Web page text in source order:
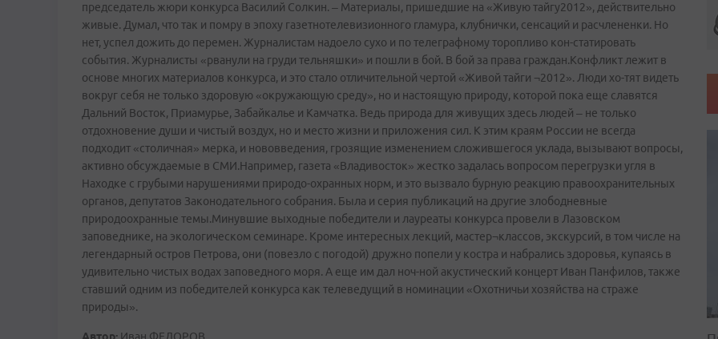
председатель жюри конкурса Василий Солкин. – Материалы, пришедшие на «Живую тайгу­2012», действительно
живые. Думал, что так и помру в эпоху газетно­телевизионного гламура, клубнички, сенсаций и расчлененки. Но
нет, успел дожить до перемен. Журналистам надоело сухо и по телеграфному торопливо кон-статировать
события. Журналисты «рванули на груди тельняшки» и пошли в бой. В бой за права граждан.Конфликт лежит в
основе многих материалов конкурса, и это стало отличительной чертой «Живой тайги ¬2012». Люди хо-тят видеть
вокруг себя не только здоровую «окружающую среду», но и настоящую природу, которой пока еще славятся
Дальний Восток, Приамурье, Забайкалье и Камчатка. Ведь природа для живущих здесь людей – не только
отдохновение души и чистый воздух, но и место жизни и приложения сил. К этим краям России не всегда
подходит «столичная» мерка, и нововведения, грозящие изменением сложившегося уклада, вызывают вопросы,
активно обсуждаемые в СМИ.Например, газета «Владивосток» жестко задалась вопросом перегрузки угля в
Находке с грубыми нарушениями природо-охранных норм, и это вызвало бурную реакцию правоохранительных
органов, депутатов Законодательного собрания. Была и серия публикаций на другие злободневные
природоохранные темы.Минувшие выходные победители и лауреаты конкурса провели в Лазовском
заповеднике, на экологическом семинаре. Кроме интересных лекций, мастер¬классов, экскурсий, в том числе на
легендарный остров Петрова, они (повезло с погодой) дружно попели у костра и набрались здоровья, купаясь в
удивительно чистых водах заповедного моря. А еще им дал ноч-ной акустический концерт Иван Панфилов, также
ставший одним из победителей конкурса как телеведущий в номинации «Охотничьи хозяйства на страже
природы».